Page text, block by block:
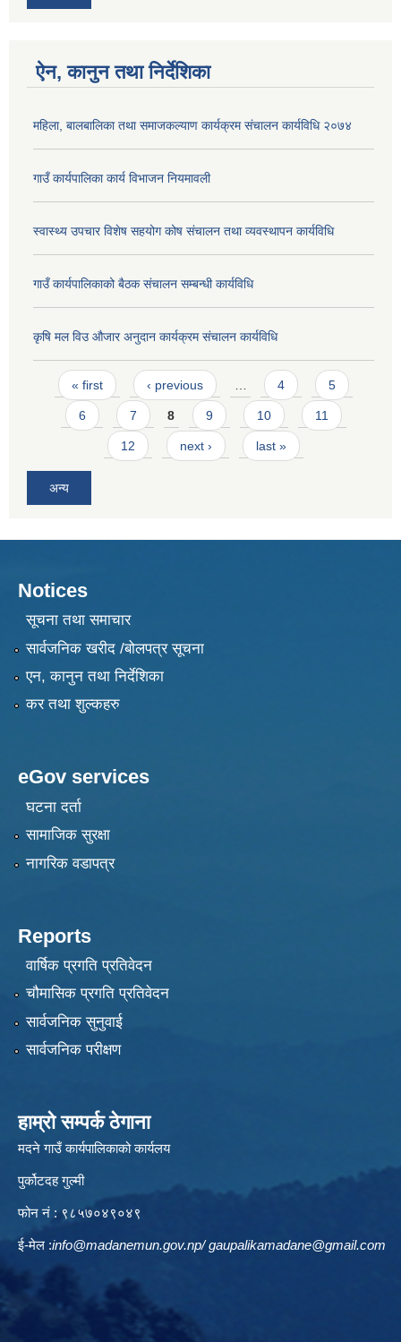
ऐन, कानुन तथा निर्देशिका
महिला, बालबालिका तथा समाजकल्याण कार्यक्रम संचालन कार्यविधि २०७४
गाउँ कार्यपालिका कार्य विभाजन नियमावली
स्वास्थ्य उपचार विशेष सहयोग कोष संचालन तथा व्यवस्थापन कार्यविधि
गाउँ कार्यपालिकाको बैठक संचालन सम्बन्धी कार्यविधि
कृषि मल विउ औजार अनुदान कार्यक्रम संचालन कार्यविधि
Pages
« first ‹ previous … 4 5
6 7 8 9 10 11
12 next › last »
अन्य
Notices
सूचना तथा समाचार
सार्वजनिक खरीद /बोलपत्र सूचना
एन, कानुन तथा निर्देशिका
कर तथा शुल्कहरु
eGov services
घटना दर्ता
सामाजिक सुरक्षा
नागरिक वडापत्र
Reports
वार्षिक प्रगति प्रतिवेदन
चौमासिक प्रगति प्रतिवेदन
सार्वजनिक सुनुवाई
सार्वजनिक परीक्षण
हाम्रो सम्पर्क ठेगाना
मदने गाउँ कार्यपालिकाको कार्यलय
पुर्कोटदह गुल्मी
फोन नं : ९८५७०४९०४९
ई-मेल :info@madanemun.gov.np/gaupalikamadane@gmail.com